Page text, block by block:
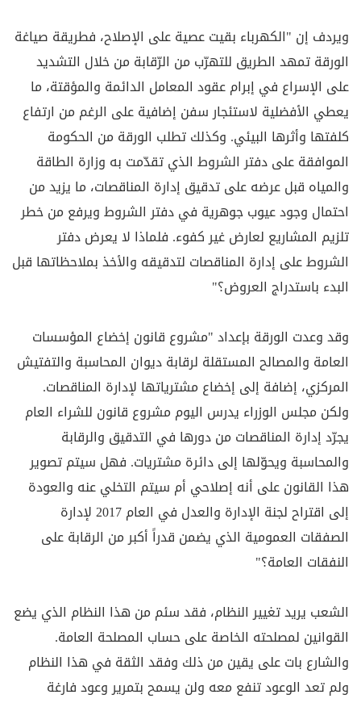
ويردف إن "الكهرباء بقيت عصية على الإصلاح، فطريقة صياغة
الورقة تمهد الطريق للتهرّب من الرّقابة من خلال التشديد
على الإسراع في إبرام عقود المعامل الدائمة والمؤقتة، ما
يعطي الأفضلية لاستئجار سفن إضافية على الرغم من ارتفاع
كلفتها وأثرها البيئي. وكذلك تطلب الورقة من الحكومة
الموافقة على دفتر الشروط الذي تقدّمت به وزارة الطاقة
والمياه قبل عرضه على تدقيق إدارة المناقصات، ما يزيد من
احتمال وجود عيوب جوهرية في دفتر الشروط ويرفع من خطر
تلزيم المشاريع لعارض غير كفوء. فلماذا لا يعرض دفتر
الشروط على إدارة المناقصات لتدقيقه والأخذ بملاحظاتها قبل
البدء باستدراج العروض؟"
وقد وعدت الورقة بإعداد "مشروع قانون إخضاع المؤسسات
العامة والمصالح المستقلة لرقابة ديوان المحاسبة والتفتيش
المركزي، إضافة إلى إخضاع مشترياتها لإدارة المناقصات.
ولكن مجلس الوزراء يدرس اليوم مشروع قانون للشراء العام
يجرّد إدارة المناقصات من دورها في التدقيق والرقابة
والمحاسبة ويحوّلها إلى دائرة مشتريات. فهل سيتم تصوير
هذا القانون على أنه إصلاحي أم سيتم التخلي عنه والعودة
إلى اقتراح لجنة الإدارة والعدل في العام 2017 لإدارة
الصفقات العمومية الذي يضمن قدراً أكبر من الرقابة على
النفقات العامة؟"
الشعب يريد تغيير النظام، فقد سئم من هذا النظام الذي يضع
القوانين لمصلحته الخاصة على حساب المصلحة العامة.
والشارع بات على يقين من ذلك وفقد الثقة في هذا النظام
ولم تعد الوعود تنفع معه ولن يسمح بتمرير وعود فارغة